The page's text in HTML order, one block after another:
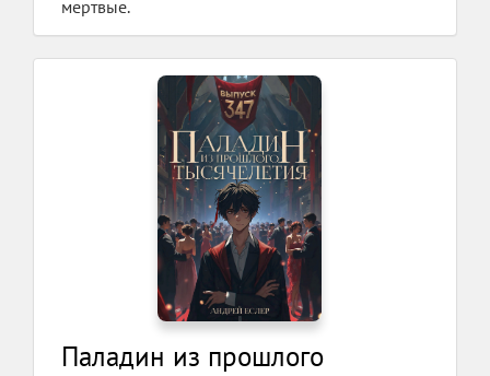
мертвые.
Паладин из прошлого